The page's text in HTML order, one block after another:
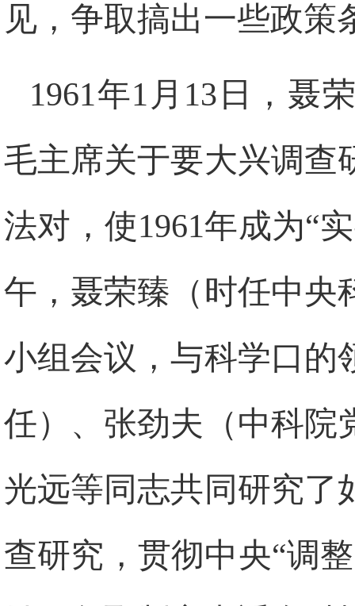
见，争取搞出一些政策
1961年1 月 13 日
，聂
毛主席关于要大兴调查
法对，使1961年成为“
午，聂荣臻（时任中央
小组会议，与科学口的
任）、张劲夫（中科院
光远等同志共同研究了
查研究，贯彻中央“调